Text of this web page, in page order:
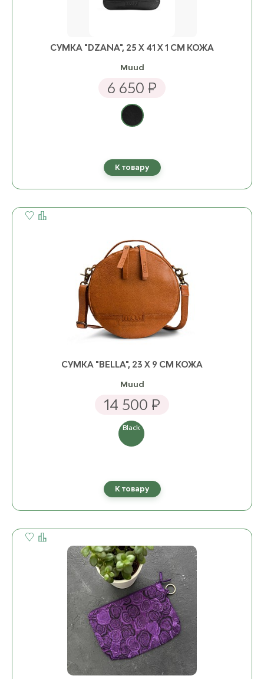
СУМКА "DZANA", 25 Х 41 X 1 СМ КОЖА
Muud
6 650 ₽
К товару
СУМКА "BELLA", 23 Х 9 СМ КОЖА
Muud
14 500 ₽
Black
К товару